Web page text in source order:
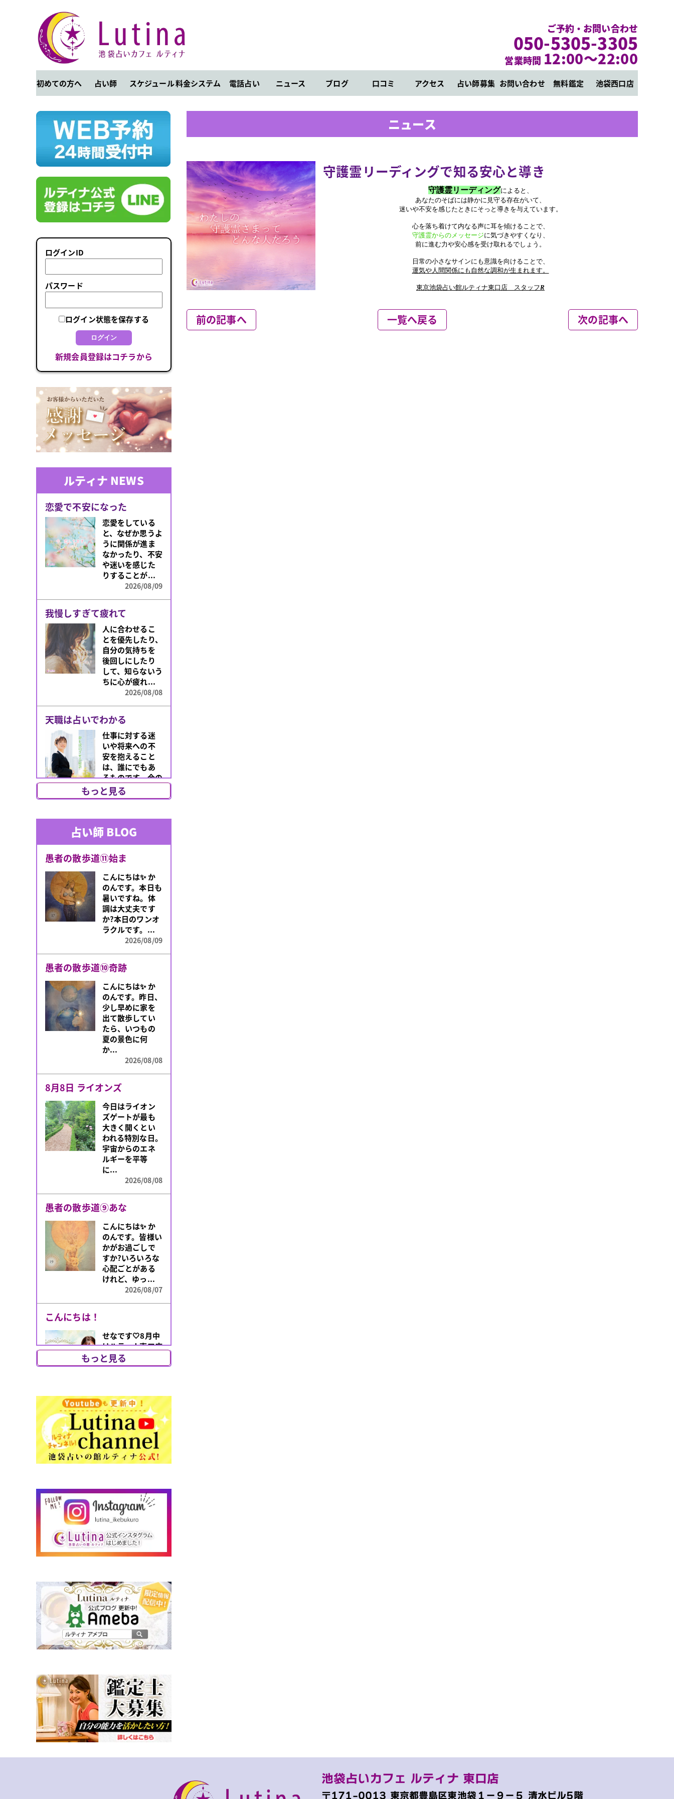
ご予約・お問い合わせ
050-5305-3305
営業時間 12:00～22:00
初めての方へ 占い師 スケジュール料金システム 電話占い ニュース ブログ 口コミ アクセス 占い師募集 お問い合わせ 無料鑑定 池袋西口店
ログインID
パスワード
ログイン状態を保存する
ログイン
新規会員登録はコチラから
ルティナ NEWS
恋愛で不安になった
恋愛をしている
と、なぜか思うよ
うに関係が進ま
なかったり、不安
や迷いを感じた
りすることが...
2026/08/09
我慢しすぎて疲れて
人に合わせるこ
とを優先したり、
自分の気持ちを
後回しにしたり
して、知らないう
ちに心が疲れ...
2026/08/08
天職は占いでわかる
仕事に対する迷
いや将来への不
安を抱えること
は、誰にでもあ
るものです。今の
働き方が自分
に...
西口店にて、あの蝶
いつも予約がす
ぐに埋まってしま
うあの蝶子先生
が、西口店にて
8/3（月）18:00
～22:00でご出
演...
2026/08/01
「会いたい」と思う
ふとした瞬間に
経っても忘れられ
ない人もう一度
だけ会いたいと
願う人はいま
せ...
2026/08/06
もっと見る
占い師 BLOG
愚者の散歩道⑪始ま
こんにちは✨️ か
のんです。本日も
暑いですね。体
調は大丈夫です
か?本日のワンオ
ラクルです。...
2026/08/09
愚者の散歩道⑩奇跡
こんにちは✨️ か
のんです。昨日、
少し早めに家を
出て散歩してい
たら、いつもの
夏の景色に何
か...
2026/08/08
8月8日 ライオンズ
今日はライオン
ズゲートが最も
大きく開くとい
われる特別な日。
宇宙からのエネ
ルギーを平等
に...
2026/08/08
愚者の散歩道⑨あな
こんにちは✨️ か
のんです。皆様い
かがお過ごしで
すか?いろいろな
心配ごとがある
けれど、ゆっ...
2026/08/07
こんにちは！
せなです🤍8月中
はルティナ東口店
にて出演させて
いただきます✨ぜ
ス...
2026/08/05
もっと見る
ニュース
守護霊リーディングで知る安心と導き
前の記事へ 一覧へ戻る 次の記事へ
池袋占いカフェ ルティナ 東口店
〒171-0013 東京都豊島区東池袋１−９−５ 清水ビル5階